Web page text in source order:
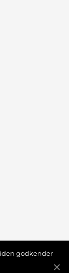
godkender